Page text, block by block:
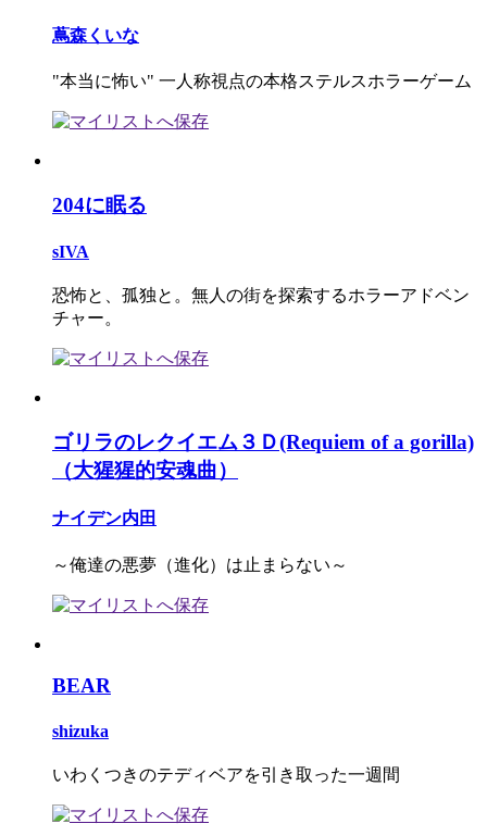
蔦森くいな
"本当に怖い" 一人称視点の本格ステルスホラーゲーム
204に眠る
sIVA
恐怖と、孤独と。無人の街を探索するホラーアドベン
チャー。
ゴリラのレクイエム３Ｄ(Requiem of a gorilla)
（大猩猩的安魂曲）
ナイデン内田
～俺達の悪夢（進化）は止まらない～
BEAR
shizuka
いわくつきのテディベアを引き取った一週間